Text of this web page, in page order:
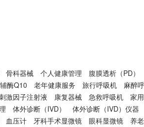
骨科器械 个人健康管理
腹膜透析（PD）
辅酶Q10 老年健康服务 旅行呼吸机
麻醉
激因子注射液
康复器械 急救呼吸机
家
体外诊断（IVD）
体外诊断（IVD）仪器
血压计 牙科手术显微镜 眼科显微镜
养